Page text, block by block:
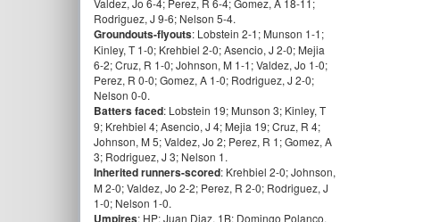
Valdez, Jo 6-4; Perez, R 6-4; Gomez, A 18-11;
Rodriguez, J 9-6; Nelson 5-4.
Groundouts-flyouts: Lobstein 2-1; Munson 1-1;
Kinley, T 1-0; Krehbiel 2-0; Asencio, J 2-0; Mejia
6-2; Cruz, R 1-0; Johnson, M 1-1; Valdez, Jo 1-0;
Perez, R 0-0; Gomez, A 1-0; Rodriguez, J 2-0;
Nelson 0-0.
Batters faced: Lobstein 19; Munson 3; Kinley, T
9; Krehbiel 4; Asencio, J 4; Mejia 19; Cruz, R 4;
Johnson, M 5; Valdez, Jo 2; Perez, R 1; Gomez, A
3; Rodriguez, J 3; Nelson 1.
Inherited runners-scored: Krehbiel 2-0; Johnson,
M 2-0; Valdez, Jo 2-2; Perez, R 2-0; Rodriguez, J
1-0; Nelson 1-0.
Umpires: HP: Juan Diaz. 1B: Domingo Polanco.